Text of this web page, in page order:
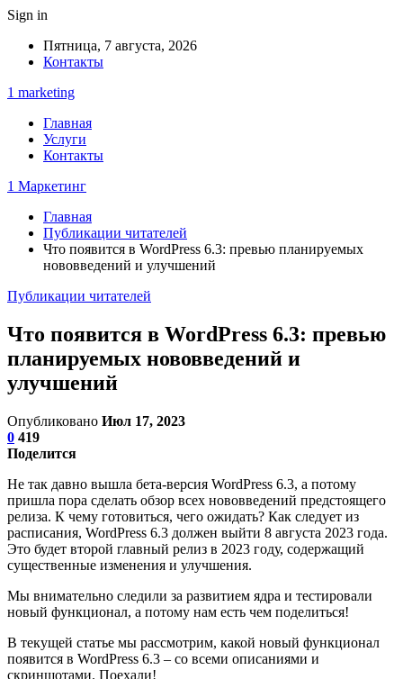
Sign in
Пятница, 7 августа, 2026
Контакты
1 marketing
Главная
Услуги
Контакты
1 Маркетинг
Главная
Публикации читателей
Что появится в WordPress 6.3: превью планируемых
нововведений и улучшений
Публикации читателей
Что появится в WordPress 6.3: превью
планируемых нововведений и
улучшений
Опубликовано Июл 17, 2023
0 419
Поделится
Не так давно вышла бета-версия WordPress 6.3, а потому
пришла пора сделать обзор всех нововведений предстоящего
релиза. К чему готовиться, чего ожидать? Как следует из
расписания, WordPress 6.3 должен выйти 8 августа 2023 года.
Это будет второй главный релиз в 2023 году, содержащий
существенные изменения и улучшения.
Мы внимательно следили за развитием ядра и тестировали
новый функционал, а потому нам есть чем поделиться!
В текущей статье мы рассмотрим, какой новый функционал
появится в WordPress 6.3 – со всеми описаниями и
скриншотами. Поехали!